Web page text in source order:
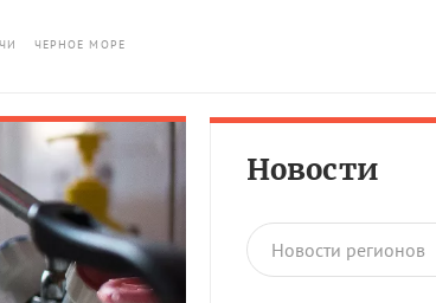
ЧЕРНОЕ МОРЕ
Новости
Новости регионов